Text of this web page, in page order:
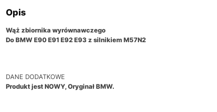
Opis
Wąż zbiornika wyrównawczego
Do BMW E90 E91 E92 E93 z silnikiem M57N2
DANE DODATKOWE
Produkt jest NOWY, Oryginał BMW.